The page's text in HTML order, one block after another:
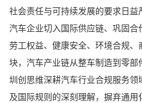
社会责任与可持续发展的要求日
汽车企业切入国际供应链、巩固
劳工权益、健康安全、环境合规
块，汽车产业链从整车制造到零
圳创思维深耕汽车行业合规服务
及国际规则的深刻理解，摒弃通